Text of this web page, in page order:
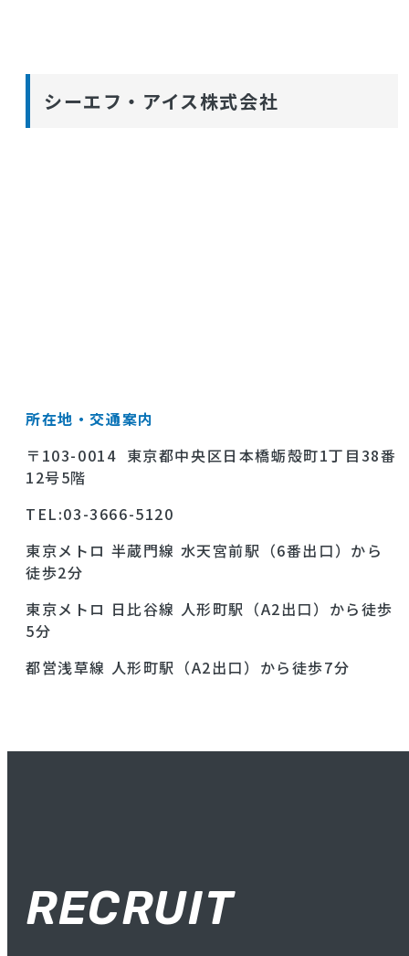
シーエフ・アイス株式会社
所在地・交通案内
〒103-0014 東京都中央区日本橋蛎殻町1丁目38番
12号5階
TEL:03-3666-5120
東京メトロ 半蔵門線 水天宮前駅（6番出口）から
徒歩2分
東京メトロ 日比谷線 人形町駅（A2出口）から徒歩
5分
都営浅草線 人形町駅（A2出口）から徒歩7分
RECRUIT